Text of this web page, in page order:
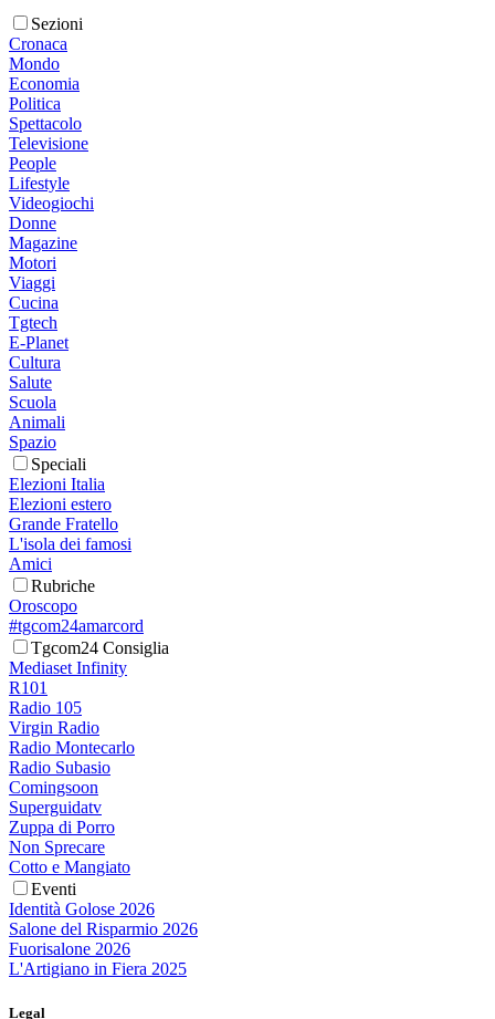
Sezioni
Cronaca
Mondo
Economia
Politica
Spettacolo
Televisione
People
Lifestyle
Videogiochi
Donne
Magazine
Motori
Viaggi
Cucina
Tgtech
E-Planet
Cultura
Salute
Scuola
Animali
Spazio
Speciali
Elezioni Italia
Elezioni estero
Grande Fratello
L'isola dei famosi
Amici
Rubriche
Oroscopo
#tgcom24amarcord
Tgcom24 Consiglia
Mediaset Infinity
R101
Radio 105
Virgin Radio
Radio Montecarlo
Radio Subasio
Comingsoon
Superguidatv
Zuppa di Porro
Non Sprecare
Cotto e Mangiato
Eventi
Identità Golose 2026
Salone del Risparmio 2026
Fuorisalone 2026
L'Artigiano in Fiera 2025
Legal